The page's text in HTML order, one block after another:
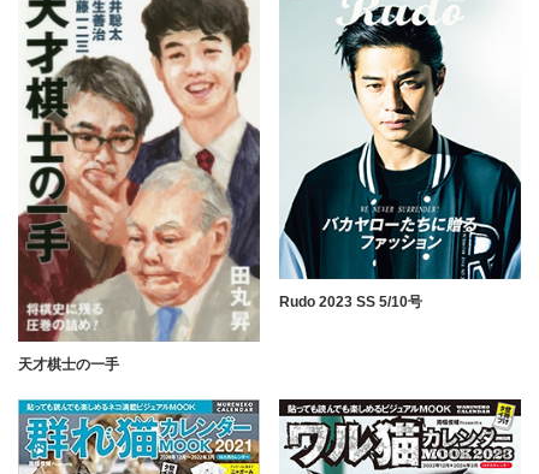
天才棋士の一手
Rudo 2023 SS 5/10号